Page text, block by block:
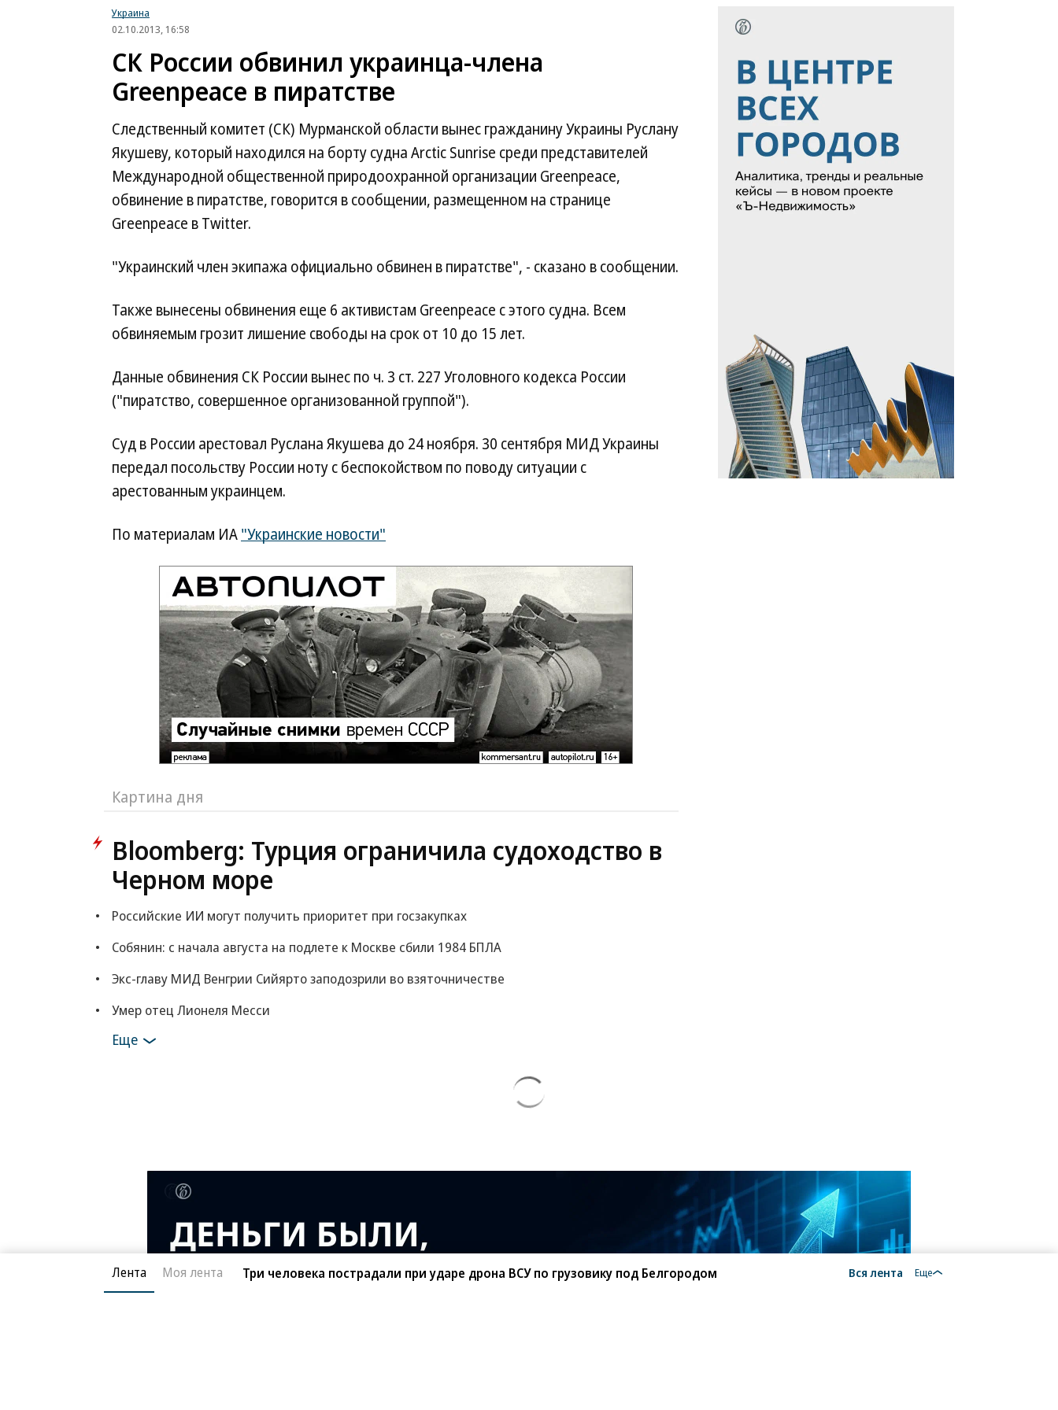
Украина
02.10.2013, 16:58
СК России обвинил украинца-члена
Greenpeace в пиратстве
Следственный комитет (СК) Мурманской области вынес гражданину Украины Руслану
Якушеву, который находился на борту судна Arctic Sunrise среди представителей
Международной общественной природоохранной организации Greenpeace,
обвинение в пиратстве, говорится в сообщении, размещенном на странице
Greenpeace в Twitter.
"Украинский член экипажа официально обвинен в пиратстве", - сказано в сообщении.
Также вынесены обвинения еще 6 активистам Greenpeace с этого судна. Всем
обвиняемым грозит лишение свободы на срок от 10 до 15 лет.
Данные обвинения СК России вынес по ч. 3 ст. 227 Уголовного кодекса России
("пиратство, совершенное организованной группой").
Суд в России арестовал Руслана Якушева до 24 ноября. 30 сентября МИД Украины
передал посольству России ноту с беспокойством по поводу ситуации с
арестованным украинцем.
По материалам ИА"Украинские новости"
Картина дня
Bloomberg: Турция ограничила судоходство в
Черном море
Российские ИИ могут получить приоритет при госзакупках
Собянин: с начала августа на подлете к Москве сбили 1984 БПЛА
Экс-главу МИД Венгрии Сийярто заподозрили во взяточничестве
Умер отец Лионеля Месси
Еще
Лента Моя лента Три человека пострадали при ударе дрона ВСУ по грузовику под Белгородом Вся лента Еще